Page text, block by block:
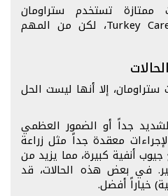
ممتازة تستخدم ستراومان
السويسرية الأصلية مثل Turkey Care، لكن من المهم
ستراومان، إلا أنها ليست الحل
جداً أو الضمور العظمي
معقدة جداً مثل زراعة
أنفية كبيرة، مما يزيد من
في بعض هذه الحالات، قد